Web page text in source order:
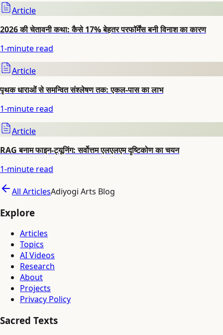
Article
2026 की चेतावनी कथा: कैसे 17% बेहतर परफॉर्मेंस बनी विनाश का कारण
1-minute read
Article
पृथक धाराओं से समन्वित संश्लेषण तक: एकल-पास का लाभ
1-minute read
Article
RAG बनाम फाइन-ट्यूनिंग: सर्वोत्तम एलएलएम दृष्टिकोण का चयन
1-minute read
All ArticlesAdiyogi Arts Blog
Explore
Articles
Topics
AI Videos
Research
About
Projects
Privacy Policy
Sacred Texts